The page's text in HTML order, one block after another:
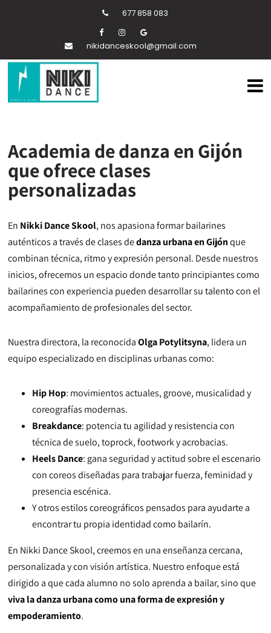
677 858 083
nikidanceskool@gmail.com
Academia de danza en Gijón
que ofrece clases
personalizadas
En Nikki Dance Skool, nos apasiona formar bailarines
auténticos a través de clases dedanza urbana en Gijónque
combinan técnica, ritmo y expresión personal. Desde nuestros
inicios, ofrecemos un espacio donde tanto principiantes como
bailarines con experiencia pueden desarrollar su talento con el
acompañamiento de profesionales del sector.
Nuestra directora, la reconocidaOlga Potylitsyna, lidera un
equipo especializado en disciplinas urbanas como:
Hip Hop: movimientos actuales, groove, musicalidad y
coreografías modernas.
Breakdance: potencia tu agilidad y resistencia con
técnica de suelo, toprock, footwork y acrobacias.
Heels Dance: gana seguridad y actitud sobre el escenario
con coreos diseñadas para trabajar fuerza, feminidad y
presencia escénica.
Y otros estilos coreográficos pensados para ayudarte a
encontrar tu propia identidad como bailarín.
En Nikki Dance Skool, creemos en una enseñanza cercana,
personalizada y con visión artística. Nuestro enfoque está
dirigido a que cada alumno no solo aprenda a bailar, sino que
viva la danza urbana como una forma de expresión y
empoderamiento.